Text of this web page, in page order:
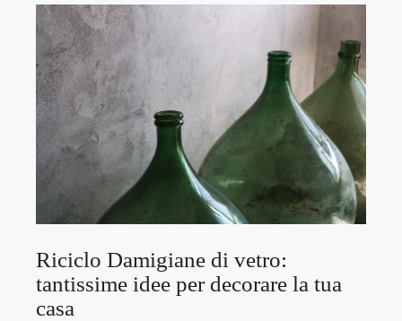
Riciclo Damigiane di vetro:
tantissime idee per decorare la tua
casa